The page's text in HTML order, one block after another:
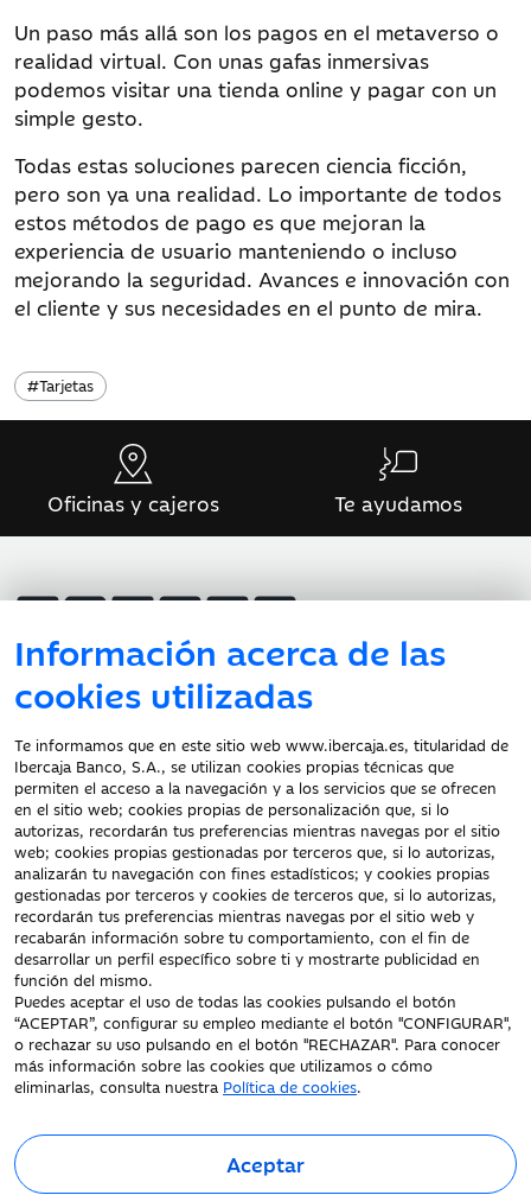
Un paso más allá son los pagos en el metaverso o
realidad virtual. Con unas gafas inmersivas
podemos visitar una tienda online y pagar con un
simple gesto.
Todas estas soluciones parecen ciencia ficción,
pero son ya una realidad. Lo importante de todos
estos métodos de pago es que mejoran la
experiencia de usuario manteniendo o incluso
mejorando la seguridad. Avances e innovación con
el cliente y sus necesidades en el punto de mira.
Tarjetas
#
Información acerca de las
cookies utilizadas
Te informamos que en este sitio web www.ibercaja.es, titularidad de
Ibercaja Banco, S.A., se utilizan cookies propias técnicas que
permiten el acceso a la navegación y a los servicios que se ofrecen
en el sitio web; cookies propias de personalización que, si lo
autorizas, recordarán tus preferencias mientras navegas por el sitio
web; cookies propias gestionadas por terceros que, si lo autorizas,
analizarán tu navegación con fines estadísticos; y cookies propias
gestionadas por terceros y cookies de terceros que, si lo autorizas,
recordarán tus preferencias mientras navegas por el sitio web y
recabarán información sobre tu comportamiento, con el fin de
desarrollar un perfil específico sobre ti y mostrarte publicidad en
función del mismo.
Puedes aceptar el uso de todas las cookies pulsando el botón
“ACEPTAR”, configurar su empleo mediante el botón "CONFIGURAR",
o rechazar su uso pulsando en el botón "RECHAZAR". Para conocer
más información sobre las cookies que utilizamos o cómo
eliminarlas, consulta nuestra Política de cookies.
Aceptar
Oficinas y cajeros Te ayudamos
Atención al cliente
Documentación a clientes
Aviso Legal
Protección datos
personales
Tarifas y Cotizaciones
Tablón de Anuncios
Política de cookies
Declaración de
accesibilidad